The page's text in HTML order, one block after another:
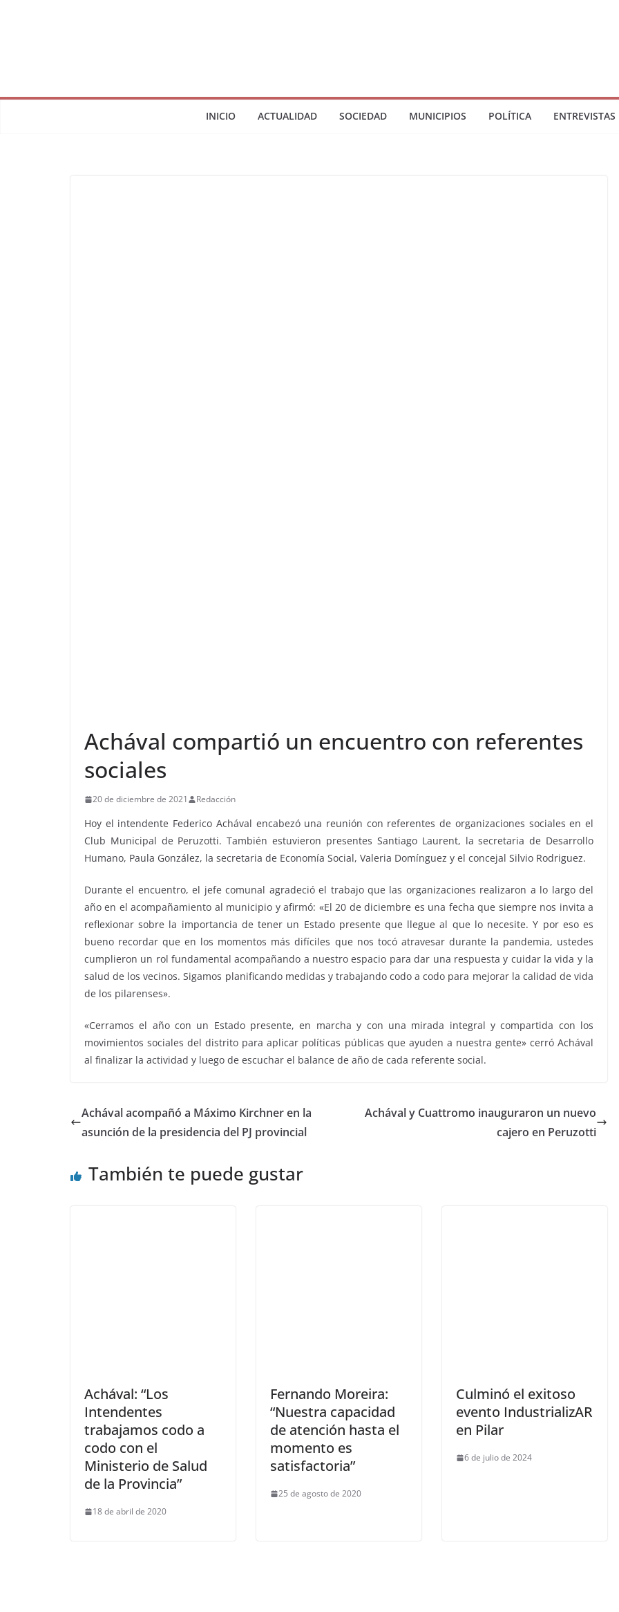
INICIO ACTUALIDAD SOCIEDAD MUNICIPIOS POLÍTICA ENTREVISTAS
Achával compartió un encuentro con referentes
sociales
20 de diciembre de 2021 Redacción
Hoy el intendente Federico Achával encabezó una reunión con referentes de organizaciones sociales en el
Club Municipal de Peruzotti. También estuvieron presentes Santiago Laurent, la secretaria de Desarrollo
Humano, Paula González, la secretaria de Economía Social, Valeria Domínguez y el concejal Silvio Rodriguez.
Durante el encuentro, el jefe comunal agradeció el trabajo que las organizaciones realizaron a lo largo del
año en el acompañamiento al municipio y afirmó: «El 20 de diciembre es una fecha que siempre nos invita a
reflexionar sobre la importancia de tener un Estado presente que llegue al que lo necesite. Y por eso es
bueno recordar que en los momentos más difíciles que nos tocó atravesar durante la pandemia, ustedes
cumplieron un rol fundamental acompañando a nuestro espacio para dar una respuesta y cuidar la vida y la
salud de los vecinos. Sigamos planificando medidas y trabajando codo a codo para mejorar la calidad de vida
de los pilarenses».
«Cerramos el año con un Estado presente, en marcha y con una mirada integral y compartida con los
movimientos sociales del distrito para aplicar políticas públicas que ayuden a nuestra gente» cerró Achával
al finalizar la actividad y luego de escuchar el balance de año de cada referente social.
Achával acompañó a Máximo Kirchner en la
asunción de la presidencia del PJ provincial
Achával y Cuattromo inauguraron un nuevo
cajero en Peruzotti
También te puede gustar
Achával: “Los
Intendentes
trabajamos codo a
codo con el
Ministerio de Salud
de la Provincia”
18 de abril de 2020
Fernando Moreira:
“Nuestra capacidad
de atención hasta el
momento es
satisfactoria”
25 de agosto de 2020
Culminó el exitoso
evento IndustrializAR
en Pilar
6 de julio de 2024